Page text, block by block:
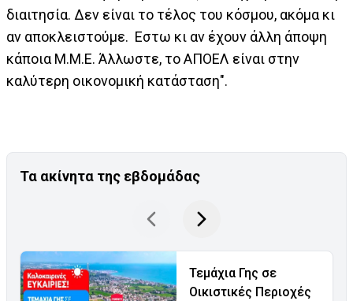
διαιτησία. Δεν είναι το τέλος του κόσμου, ακόμα κι
αν αποκλειστούμε. Εστω κι αν έχουν άλλη άποψη
κάποια Μ.Μ.Ε. Άλλωστε, το ΑΠΟΕΛ είναι στην
καλύτερη οικονομική κατάσταση".
Τα ακίνητα της εβδομάδας
Τεμάχια Γης σε
Οικιστικές Περιοχές